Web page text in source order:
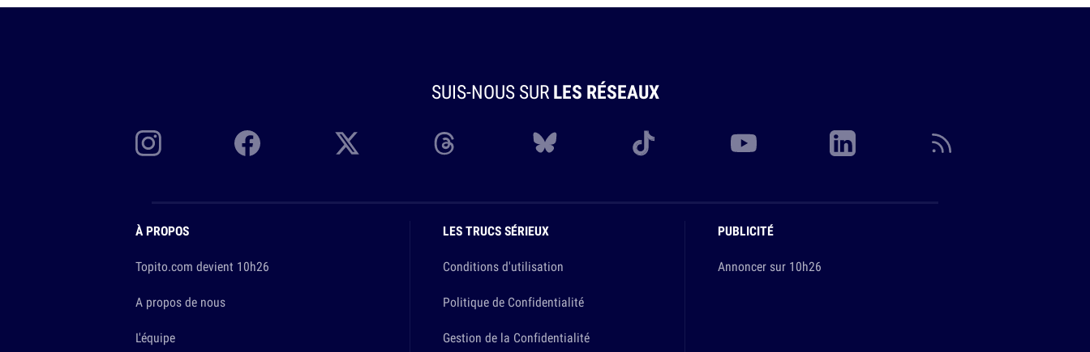
SUIS-NOUS SURLES RÉSEAUX
À PROPOS
Topito.com devient 10h26
A propos de nous
L'équipe
LES TRUCS SÉRIEUX
Conditions d'utilisation
Politique de Confidentialité
Gestion de la Confidentialité
PUBLICITÉ
Annoncer sur 10h26